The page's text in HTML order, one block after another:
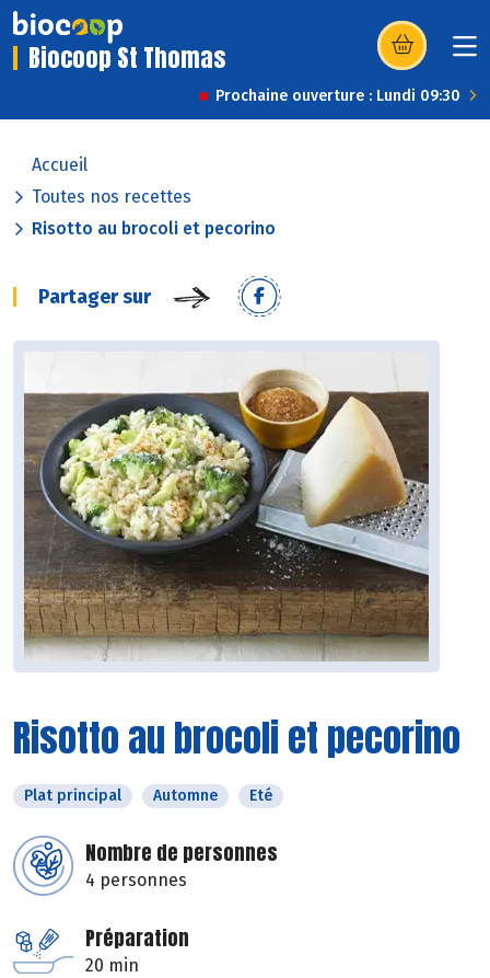
Biocoop St Thomas (s’ouvre dans
Prochaine ouverture : Lundi 09:30
Accueil
Toutes nos recettes
Risotto au brocoli et pecorino
Partager sur
Risotto au brocoli et pecorino
Plat principal Automne Eté
Nombre de personnes
4 personnes
Préparation
20 min